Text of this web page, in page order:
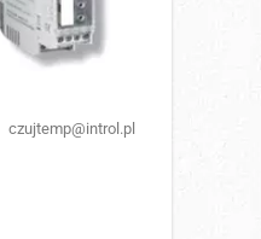
czujtemp@introl.pl